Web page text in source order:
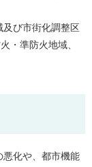
及び市街化調整区
・準防火地域、
悪化や、都市機能